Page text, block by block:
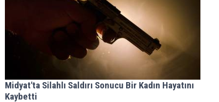
Midyat'ta Silahlı Saldırı Sonucu Bir Kadın Hayatını
Kaybetti